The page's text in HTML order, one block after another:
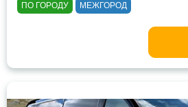
ПО ГОРОДУ МЕЖГОРОД